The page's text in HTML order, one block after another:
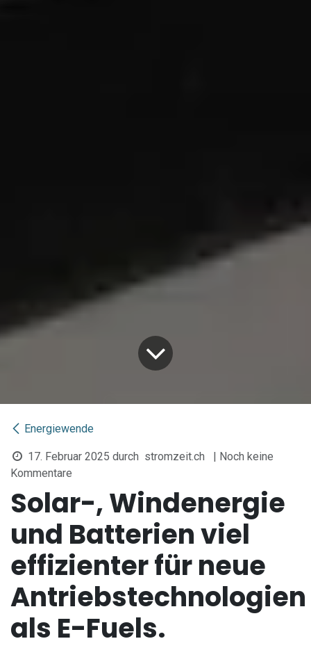
Energiewende
17. Februar 2025 durch stromzeit.ch
| Noch keine
Kommentare
Solar-, Windenergie
und Batterien viel
effizienter für neue
Antriebstechnologien
als E-Fuels.